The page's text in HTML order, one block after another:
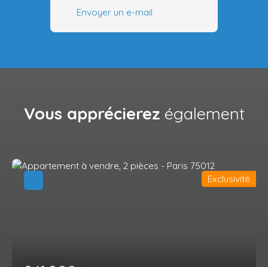
Envoyer un e-mail
Vous apprécierez également
Exclusivité